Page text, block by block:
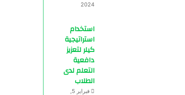
2024
استخدام
استراتيجية
كيلر لتعزيز
دافعية
التعلم لدى
الطلاب
فبراير 5,